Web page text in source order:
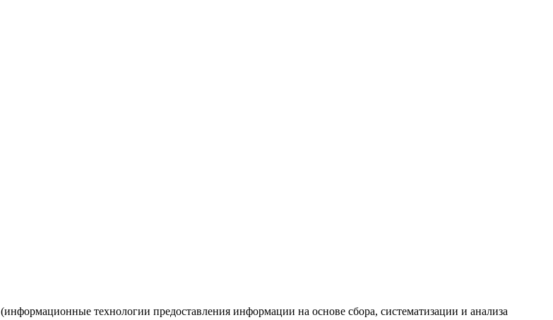
(информационные технологии предоставления информации на основе сбора, систематизации и анализа